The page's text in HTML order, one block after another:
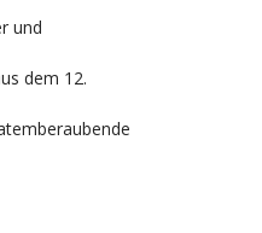
und
dem 12.